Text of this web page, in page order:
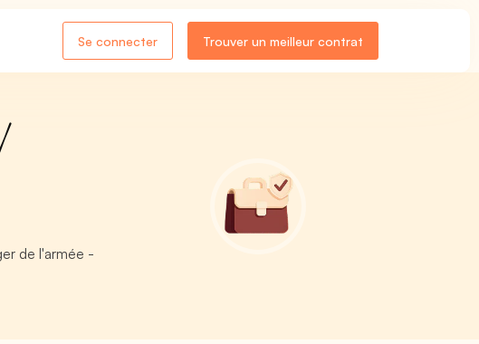
Se connecter Trouver un meilleur contrat
de l'armée -